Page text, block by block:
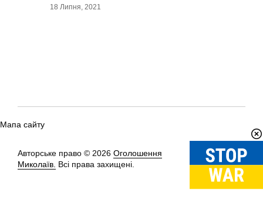
18 Липня, 2021
Мапа сайту
Авторське право © 2026 Оголошення
Миколаїв. Всі права захищені.
Вгору↑